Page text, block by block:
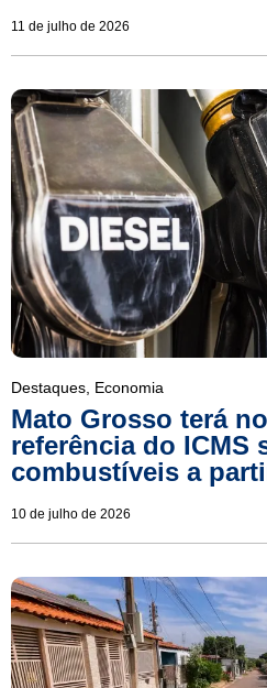
11 de julho de 2026
Destaques Economia
Mato Grosso terá
referência do ICMS
combustíveis a
10 de julho de 2026